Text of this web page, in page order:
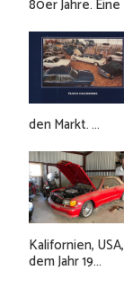
80er Jahre.
den Markt. ...
Kalifornien,
dem Jahr 19...